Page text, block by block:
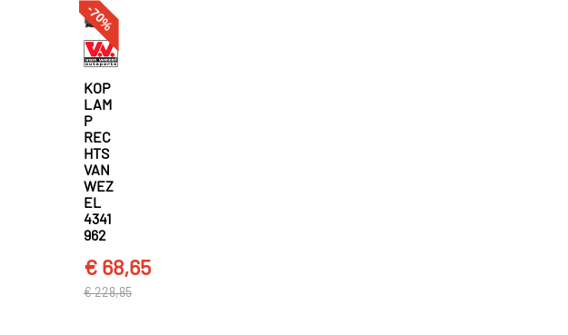
-70%
KOP
LAM
P
REC
HTS
VAN
WEZ
EL
4341
962
€ 68,65
€ 228,85